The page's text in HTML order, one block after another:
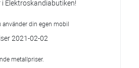
Elektroskandiabutiken!
din egen mobil
2021-02-02
metallpriser.